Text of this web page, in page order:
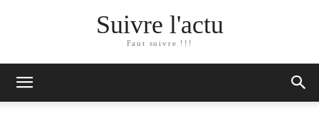
Suivre l'actu
Faut suivre !!!